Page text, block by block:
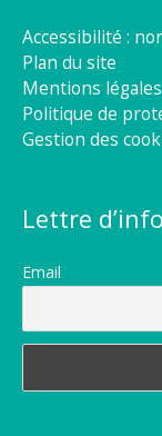
Accessibilité :
Plan du site
Mentions légales
Politique de
Gestion des
Lettre
Email